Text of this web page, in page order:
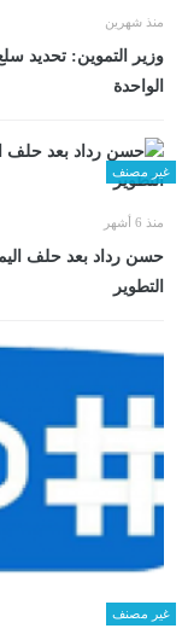
منذ شهرين
وزير التموين: تحديد
الواحدة
غير مصنف
منذ 6 أشهر
حسن رداد بعد حلف
التطوير
غير مصنف